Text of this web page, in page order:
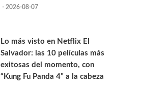
- 2026-08-07
Lo más visto en Netflix El
Salvador: las 10 películas más
exitosas del momento, con
“Kung Fu Panda 4” a la cabeza